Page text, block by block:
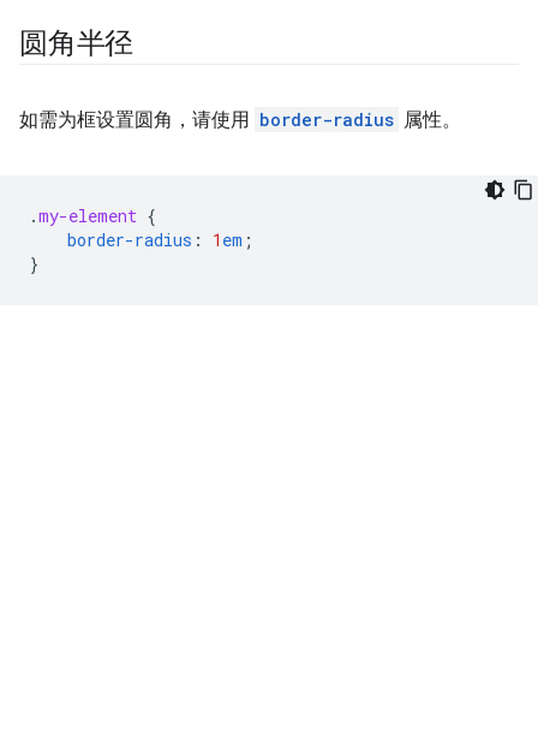
圆角半径
如需为框设置圆角，请使用 border-radius 属性。
.my-element {
border-radius : 1 em ;
}